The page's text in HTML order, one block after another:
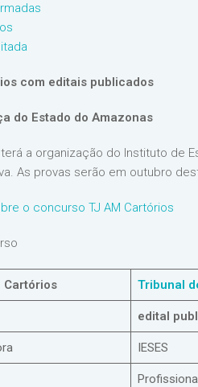
com editais publicados
do Estado do Amazonas
a organização do Instituto de
As provas serão em outubro
o concurso TJ AM Cartórios
Cartórios Tribunal
edital
IESES